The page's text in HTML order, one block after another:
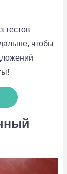
тестов
чтобы